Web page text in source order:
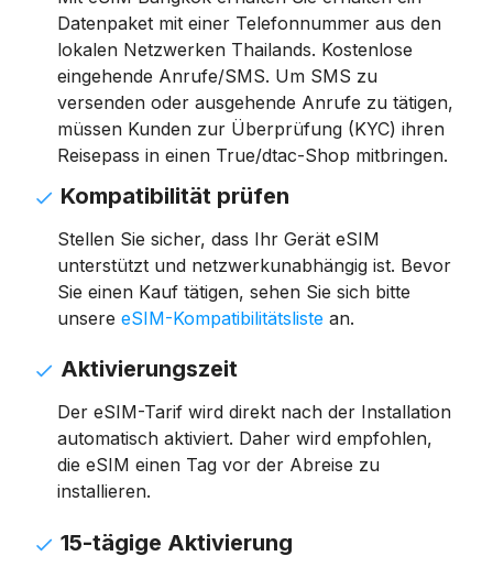
Datenpaket mit einer Telefonnummer aus den
lokalen Netzwerken Thailands. Kostenlose
eingehende Anrufe/SMS. Um SMS zu
versenden oder ausgehende Anrufe zu tätigen,
müssen Kunden zur Überprüfung (KYC) ihren
Reisepass in einen True/dtac-Shop mitbringen.
Kompatibilität prüfen
Stellen Sie sicher, dass Ihr Gerät eSIM
unterstützt und netzwerkunabhängig ist. Bevor
Sie einen Kauf tätigen, sehen Sie sich bitte
unsere eSIM-Kompatibilitätsliste an.
Aktivierungszeit
Der eSIM-Tarif wird direkt nach der Installation
automatisch aktiviert. Daher wird empfohlen,
die eSIM einen Tag vor der Abreise zu
installieren.
15-tägige Aktivierung